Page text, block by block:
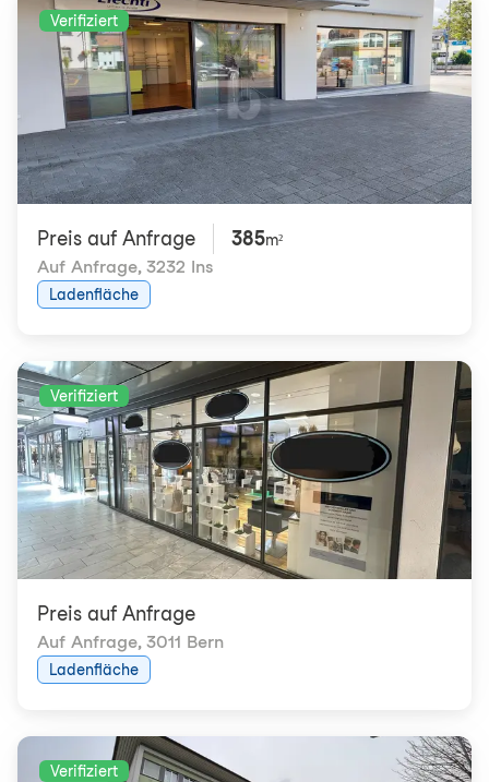
Verifiziert
Preis auf Anfrage 385m²
Auf Anfrage, 3232 Ins
Ladenfläche
Verifiziert
Preis auf Anfrage
Auf Anfrage, 3011 Bern
Ladenfläche
Verifiziert